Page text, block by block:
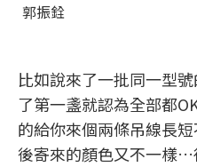
郭振銓
比如說來了一批同一型
了第一盞就認為全部都
的給你來個兩條吊線長
後寄來的顏色又不一樣